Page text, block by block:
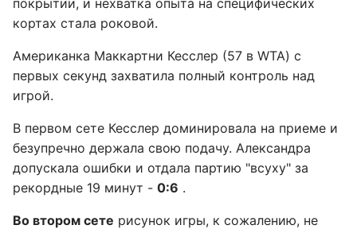
покрытии, и нехватка опыта на специфических
кортах стала роковой.
Американка Маккартни Кесслер (57 в WTA) с
первых секунд захватила полный контроль над
игрой.
В первом сете Кесслер доминировала на приеме и
безупречно держала свою подачу. Александра
допускала ошибки и отдала партию "всуху" за
рекордные 19 минут - 0:6 .
Во втором сете рисунок игры, к сожалению, не